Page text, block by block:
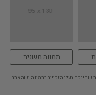
תמונה משנית
בעלי הזכויות בתמונה ושהאתר